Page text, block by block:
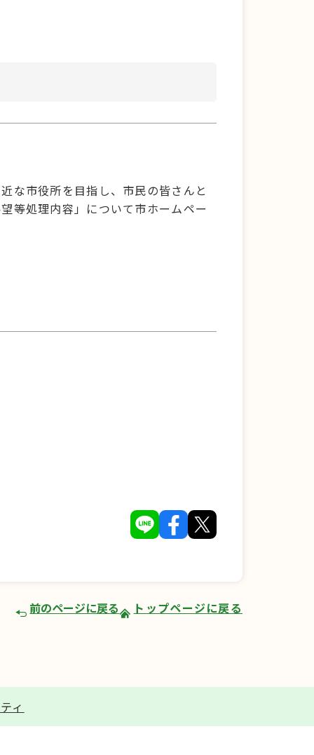
な市役所を目指し、市民の皆さんと
等処理内容」について市ホームペー
前のページに戻る トップページに戻る
ィ